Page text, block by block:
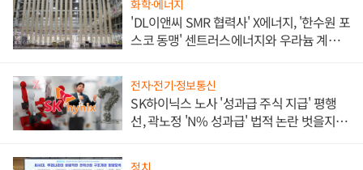
화학·에너지
'DL이앤씨 SMR 협력사' X에너지, '한수원 포
스코 동맹' 센트러스에너지와 우라늄 계약
전자·전기·정보통신
SK하이닉스 노사 '성과급 주식 지급' 평행
선, 곽노정 'N% 성과급' 법적 논란 벗을지 주